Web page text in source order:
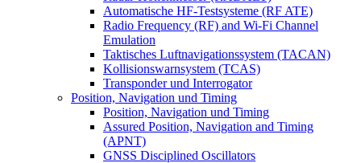
Automatische HF-Testsysteme (RF ATE)
Radio Frequency (RF) and Wi-Fi Channel
Emulation
Taktisches Luftnavigationssystem (TACAN)
Kollisionswarnsystem (TCAS)
Transponder und Interrogator
Position, Navigation und Timing
Position, Navigation und Timing
Assured Position, Navigation and Timing
(APNT)
GNSS Disciplined Oscillators